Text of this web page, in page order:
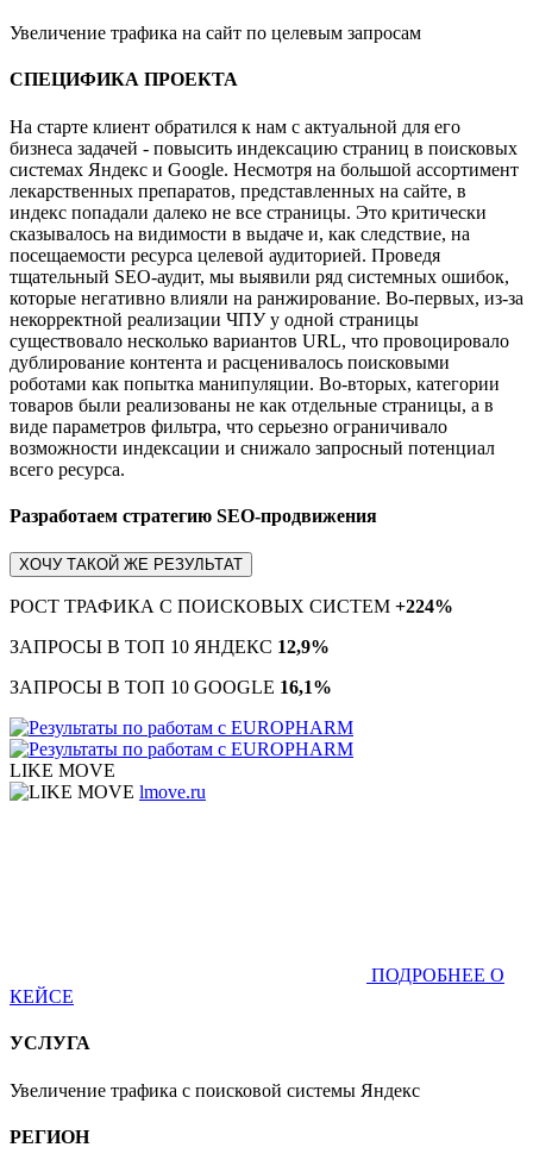
Увеличение трафика на сайт по целевым запросам
СПЕЦИФИКА ПРОЕКТА
На старте клиент обратился к нам с актуальной для его
бизнеса задачей - повысить индексацию страниц в поисковых
системах Яндекс и Google. Несмотря на большой ассортимент
лекарственных препаратов, представленных на сайте, в
индекс попадали далеко не все страницы. Это критически
сказывалось на видимости в выдаче и, как следствие, на
посещаемости ресурса целевой аудиторией. Проведя
тщательный SEO-аудит, мы выявили ряд системных ошибок,
которые негативно влияли на ранжирование. Во-первых, из-за
некорректной реализации ЧПУ у одной страницы
существовало несколько вариантов URL, что провоцировало
дублирование контента и расценивалось поисковыми
роботами как попытка манипуляции. Во-вторых, категории
товаров были реализованы не как отдельные страницы, а в
виде параметров фильтра, что серьезно ограничивало
возможности индексации и снижало запросный потенциал
всего ресурса.
Разработаем стратегию SEO-продвижения
ХОЧУ ТАКОЙ ЖЕ РЕЗУЛЬТАТ
РОСТ ТРАФИКА С ПОИСКОВЫХ СИСТЕМ +224%
ЗАПРОСЫ В ТОП 10 ЯНДЕКС 12,9%
ЗАПРОСЫ В ТОП 10 GOOGLE 16,1%
LIKE MOVE
lmove.ru
ПОДРОБНЕЕ О
КЕЙСЕ
УСЛУГА
Увеличение трафика с поисковой системы Яндекс
РЕГИОН